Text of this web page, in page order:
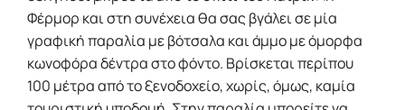
Φέρμορ και στη συνέχεια θα σας βγάλει σε μία
γραφική παραλία με βότσαλα και άμμο με όμορφα
κωνοφόρα δέντρα στο φόντο. Βρίσκεται περίπου
100 μέτρα από το ξενοδοχείο, χωρίς, όμως, καμία